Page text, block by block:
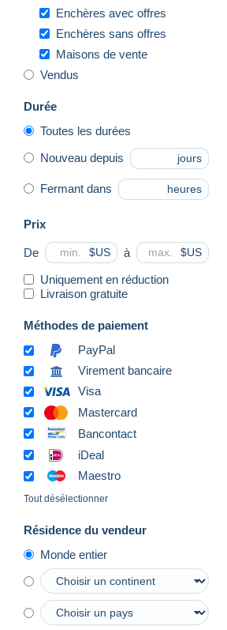
Enchères avec offres
Enchères sans offres
Maisons de vente
Vendus
Durée
Toutes les durées
Nouveau depuis jours
Fermant dans heures
Prix
De $US à $US
Uniquement en réduction
Livraison gratuite
Méthodes de paiement
PayPal
Virement bancaire
Visa
Mastercard
Bancontact
iDeal
Maestro
Tout désélectionner
Résidence du vendeur
Monde entier